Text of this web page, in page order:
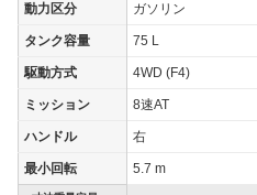
動力区分 ガソリン
タンク容量 75 L
駆動方式 4WD (F4)
ミッション 8速AT
ハンドル 右
最小回転 5.7 m